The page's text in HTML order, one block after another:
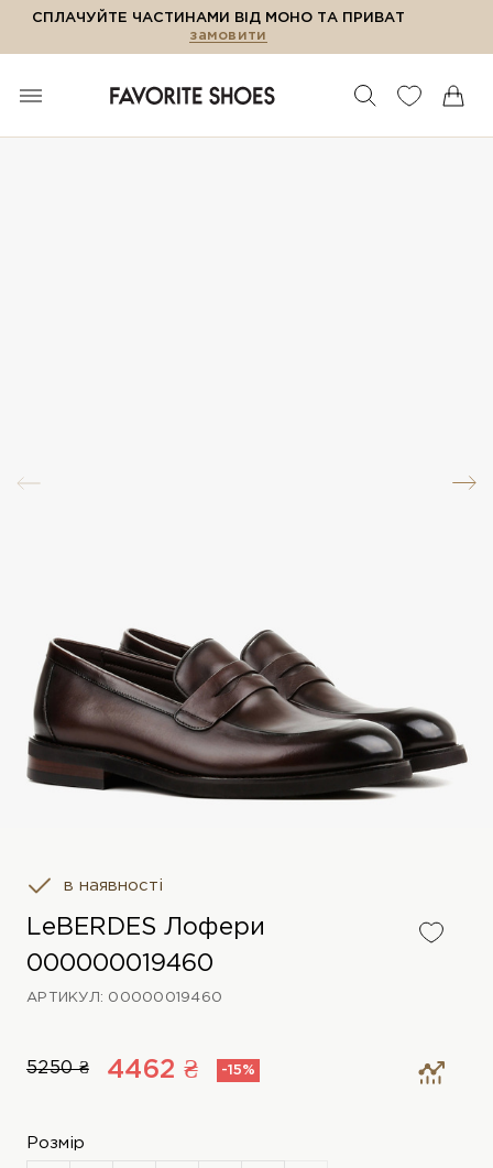
СПЛАЧУЙТЕ ЧАСТИНАМИ ВІД МОНО ТА ПРИВАТ
замовити
в наявності
LeBERDES Лофери
000000019460
АРТИКУЛ: 00000019460
5250 ₴ 4462 ₴ -15%
Розмір